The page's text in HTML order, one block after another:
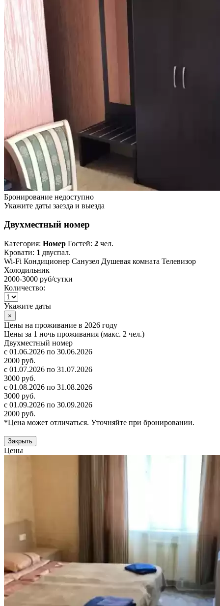
Бронирование недоступно
Укажите даты заезда и выезда
Двухместный номер
Категория: Номер Гостей: 2 чел.
Кровати: 1 двуспал.
Wi-Fi Кондиционер Санузел Душевая комната Телевизор
Холодильник
2000-3000 руб/сутки
Количество:
Укажите даты
×
Цены на проживание в 2026 году
Цены за 1 ночь проживания (макс. 2 чел.)
Двухместный номер
с 01.06.2026 по 30.06.2026
2000 руб.
с 01.07.2026 по 31.07.2026
3000 руб.
с 01.08.2026 по 31.08.2026
3000 руб.
с 01.09.2026 по 30.09.2026
2000 руб.
*Цена может отличаться. Уточняйте при бронировании.
Закрыть
Цены